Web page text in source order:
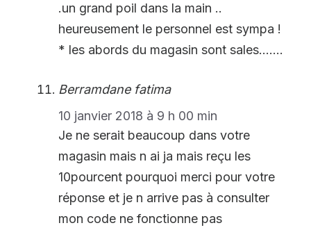
.un grand poil dans la main ..
heureusement le personnel est sympa !
* les abords du magasin sont sales…….
Berramdane fatima
10 janvier 2018 à 9 h 00 min
Je ne serait beaucoup dans votre
magasin mais n ai ja mais reçu les
10pourcent pourquoi merci pour votre
réponse et je n arrive pas à consulter
mon code ne fonctionne pas